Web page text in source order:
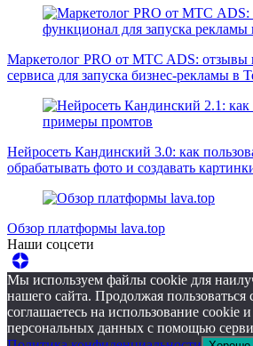
Маркетолог PRO от MTC ADS: отзывы
сервиса для запуска бизнес-рекламы в
Нейросеть Кандинский 3.0: как
обрабатывать фото и создавать
Обзор платформы lava.top
Наши соцсети
Мы используем файлы cookie для
нашего сайта. Продолжая пользоваться
соглашаетесь на использование cookie
персональных данных с помощью